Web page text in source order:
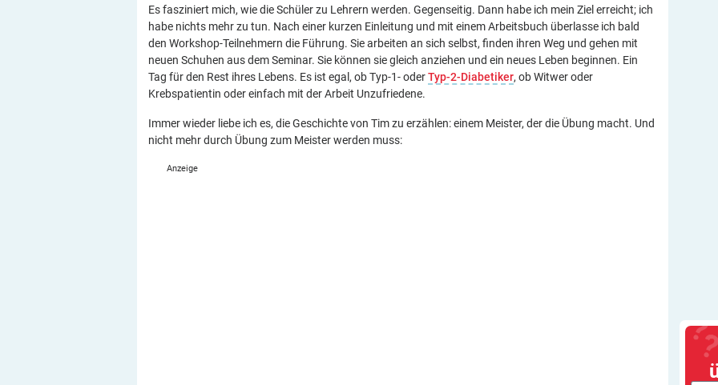
Es fasziniert mich, wie die Schüler zu Lehrern werden. Gegenseitig. Dann habe ich mein Ziel erreicht; ich
habe nichts mehr zu tun. Nach einer kurzen Einleitung und mit einem Arbeitsbuch überlasse ich bald
den Workshop-Teilnehmern die Führung. Sie arbeiten an sich selbst, finden ihren Weg und gehen mit
neuen Schuhen aus dem Seminar. Sie können sie gleich anziehen und ein neues Leben beginnen. Ein
Tag für den Rest ihres Lebens. Es ist egal, ob Typ-1- oderTyp-2-Diabetiker, ob Witwer oder
Krebspatientin oder einfach mit der Arbeit Unzufriedene.
Immer wieder liebe ich es, die Geschichte von Tim zu erzählen: einem Meister, der die Übung macht. Und
nicht mehr durch Übung zum Meister werden muss: